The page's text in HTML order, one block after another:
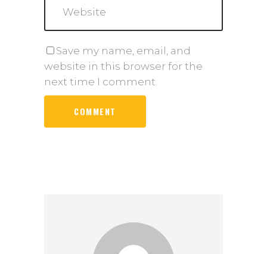
Save my name, email, and
website in this browser for the
next time I comment.